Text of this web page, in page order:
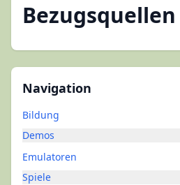
Navigation
Bildung
Demos
Emulatoren
Spiele
Bezugsquellen